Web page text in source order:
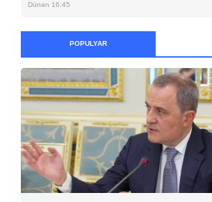
Dünən 16:45
POPULYAR